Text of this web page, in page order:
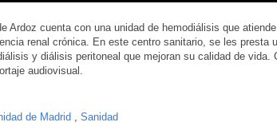
Ardoz cuenta con una unidad de hemodiálisis que
renal crónica. En este centro sanitario, se les presta
y diálisis peritoneal que mejoran su calidad de vida.
audiovisual.
de Madrid , Sanidad